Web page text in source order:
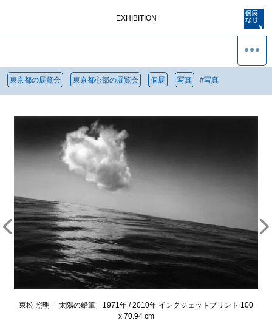
EXHIBITION
東京都の展覧会 東京都心部の展覧会 個展 写真 #写真
東松 照明 「太陽の鉛筆」1971年 / 2010年 インクジェットプリント 100
x 70.94 cm
東松 照明 「血と薔薇」1969年 / 2010年 インクジェットプリント 100 x
74.26 cm